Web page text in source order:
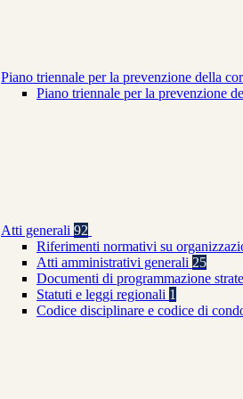
Piano triennale per la prevenzione della
Piano triennale per la prevenzione
Atti generali 92
Riferimenti normativi su
Atti amministrativi generali 25
Documenti di programmazione
Statuti e leggi regionali 1
Codice disciplinare e codice di